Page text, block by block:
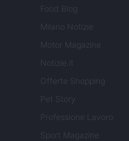
Food Blog
Milano Notizie
Motor Magazine
Notizie.it
Offerte Shopping
Pet Story
Professione Lavoro
Sport Magazine